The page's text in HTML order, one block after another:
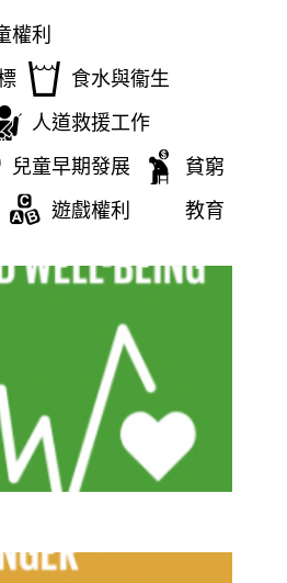
權利
食水與衞生
人道救援工作
兒童早期發展
貧窮
遊戲權利 教育